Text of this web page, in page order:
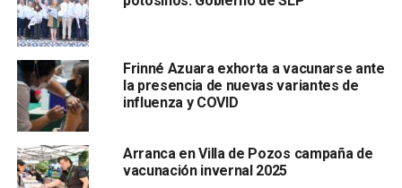
se otorgaron a diversos sectores, la caída de la
recaudación de impuestos y la caída del Producto
Frinné Azuara exhorta a vacunarse ante
la presencia de nuevas variantes de
influenza y COVID
Arranca en Villa de Pozos campaña de
vacunación invernal 2025